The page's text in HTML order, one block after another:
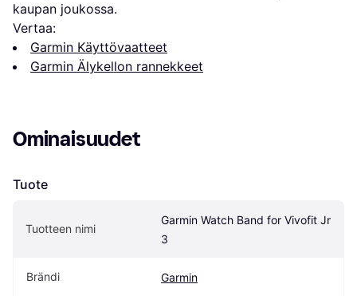
kaupan joukossa.
Vertaa:
Garmin Käyttövaatteet
Garmin Älykellon rannekkeet
Ominaisuudet
Tuote
Tuotteen nimi
Garmin Watch Band for Vivofit Jr
3
Brändi Garmin